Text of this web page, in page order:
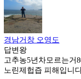
경남거창 오영도
답변왕
고추농5년차모르는거
노린제헙즙 피해입니